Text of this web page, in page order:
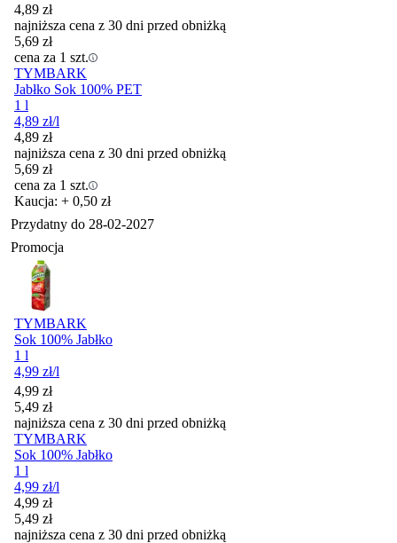
4,89 zł
najniższa cena z 30 dni przed obniżką
5,69 zł
cena za 1 szt.
TYMBARK
Jabłko Sok 100% PET
1 l
4,89 zł/l
4,89 zł
najniższa cena z 30 dni przed obniżką
5,69 zł
cena za 1 szt.
Kaucja: + 0,50 zł
Przydatny do 28-02-2027
Promocja
TYMBARK
Sok 100% Jabłko
1 l
4,99 zł/l
Cena promocyjna
4,99 zł
5,49 zł
najniższa cena z 30 dni przed obniżką
TYMBARK
Sok 100% Jabłko
1 l
4,99 zł/l
Cena promocyjna
4,99 zł
5,49 zł
najniższa cena z 30 dni przed obniżką